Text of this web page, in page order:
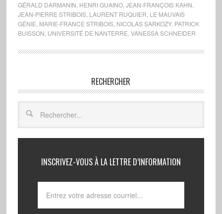
GÉRALD DARMANIN HENRI GUAINO, JEAN-FRANÇOIS KAHN
JEAN-PIERRE STRIBOIS, LAURENT RUQUIER LE MAUVAIS
GÉNIE MARIE-FRANCE STRIBOIS, NICOLAS SARKOZY, PATRICK
BUISSON UNIVERSITÉ DE NANTERRE VANESSA SCHNEIDER
RECHERCHER
INSCRIVEZ-VOUS À LA LETTRE D’INFORMATION